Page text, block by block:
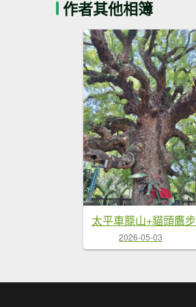
作者其他相簿
2026-05-03